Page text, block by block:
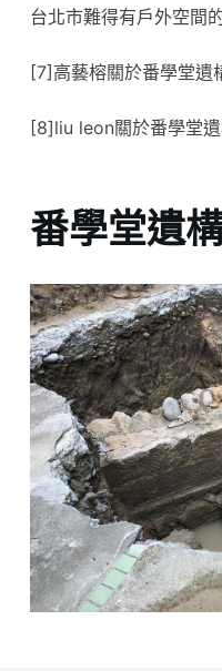
台北市難得有戶外空間
[7]高藝榕關於番學堂遺
[8]liu leon關於番學堂遺
番學堂遺